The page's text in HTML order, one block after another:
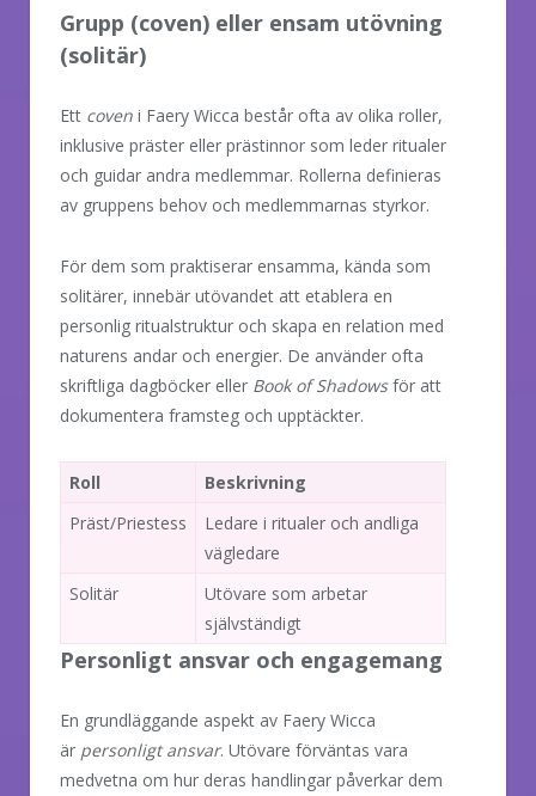
Grupp (coven) eller ensam utövning
(solitär)
Ett coven i Faery Wicca består ofta av olika roller,
inklusive präster eller prästinnor som leder ritualer
och guidar andra medlemmar. Rollerna definieras
av gruppens behov och medlemmarnas styrkor.
För dem som praktiserar ensamma, kända som
solitärer, innebär utövandet att etablera en
personlig ritualstruktur och skapa en relation med
naturens andar och energier. De använder ofta
skriftliga dagböcker eller Book of Shadowsför att
dokumentera framsteg och upptäckter.
Roll
Beskrivning
Präst/Priestess
Ledare i ritualer och andliga
vägledare
Solitär
Utövare som arbetar
självständigt
Personligt ansvar och engagemang
En grundläggande aspekt av Faery Wicca
är personligt ansvar. Utövare förväntas vara
medvetna om hur deras handlingar påverkar dem